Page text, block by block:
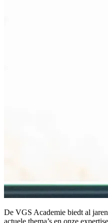
De VGS Academie biedt al